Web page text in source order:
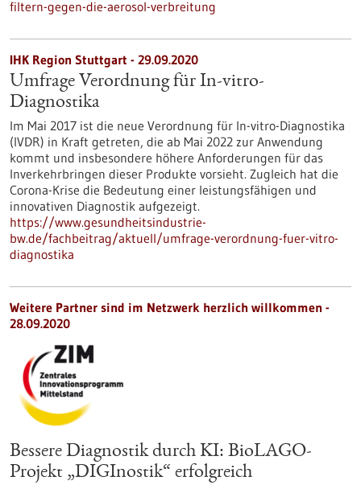
filtern-gegen-die-aerosol-verbreitung
IHK Region Stuttgart - 29.09.2020
Umfrage Verordnung für In-vitro-
Diagnostika
Im Mai 2017 ist die neue Verordnung für In-vitro-Diagnostika
(IVDR) in Kraft getreten, die ab Mai 2022 zur Anwendung
kommt und insbesondere höhere Anforderungen für das
Inverkehrbringen dieser Produkte vorsieht. Zugleich hat die
Corona-Krise die Bedeutung einer leistungsfähigen und
innovativen Diagnostik aufgezeigt.
https://www.gesundheitsindustrie-
bw.de/fachbeitrag/aktuell/umfrage-verordnung-fuer-vitro-
diagnostika
Weitere Partner sind im Netzwerk herzlich willkommen -
28.09.2020
Bessere Diagnostik durch KI: BioLAGO-
Projekt „DIGInostik“ erfolgreich